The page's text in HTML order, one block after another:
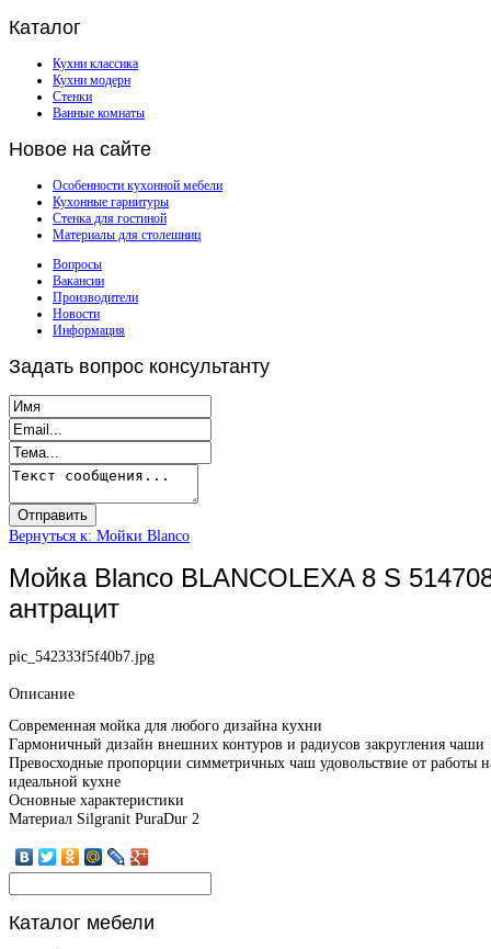
Каталог
Кухни классика
Кухни модерн
Стенки
Ванные комнаты
Новое на сайте
Особенности кухонной мебели
Кухонные гарнитуры
Стенка для гостиной
Материалы для столешниц
Вопросы
Вакансии
Производители
Новости
Информация
Задать вопрос консультанту
Вернуться к: Мойки Blanco
Мойка Blanco BLANCOLEXA 8 S
антрацит
pic_542333f5f40b7.jpg
Описание
Современная мойка для любого дизайна кухни
Гармоничный дизайн внешних контуров и радиусов закругления чаши
Превосходные пропорции симметричных чаш удовольствие от работы
идеальной кухне
Основные характеристики
Материал Silgranit PuraDur 2
Каталог мебели